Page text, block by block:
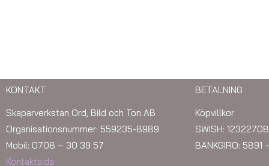
KONTAKT
Skaparverkstan Ord, Bild och Ton AB
Organisationsnummer: 559235-8989
Mobil: 0708 – 30 39 57
Kontaktsida
BETALNING
Köpvillkor
SWISH:
BANKGIRO: 5891